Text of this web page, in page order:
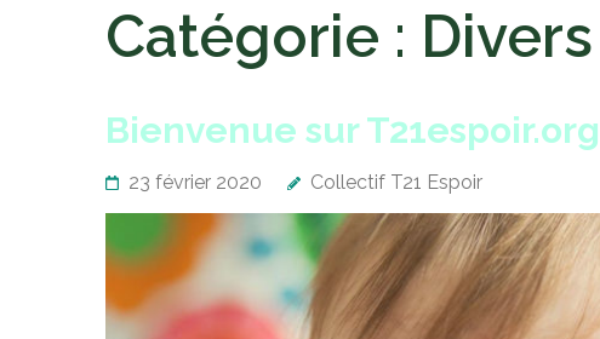
Catégorie : Divers
Bienvenue sur
23 février 2020 Collectif T21 Espoir